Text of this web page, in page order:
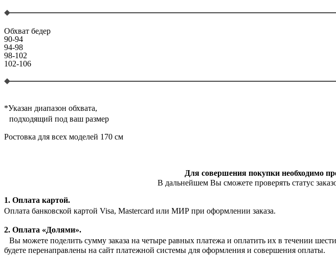
Обхват бедер
90-94
94-98
98-102
102-106
*Указан диапазон обхвата,
подходящий под ваш размер
Ростовка для всех моделей 170 см
Для совершения покупки необходимо
В дальнейшем Вы сможете проверять статус
1. Оплата картой.
Оплата банковской картой Visa, Mastercard или МИР при оформлении заказа.
2. Оплата «Долями».
Вы можете поделить сумму заказа на четыре равных платежа и оплатить их в течении
будете перенаправлены на сайт платежной системы для оформления и совершения оплаты.